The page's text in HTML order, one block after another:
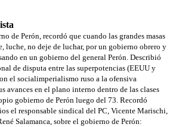
de Perón, recordó que cuando las grandes masas
luche, no deje de luchar, por un gobierno obrero y
en un gobierno del general Perón. Describió
de disputa entre las superpotencias (EEUU y
el socialimperialismo ruso a la ofensiva
avances en el plano interno dentro de las clases
gobierno de Perón luego del 73. Recordó
el responsable sindical del PC, Vicente Marischi,
Salamanca, sobre el gobierno de Perón: